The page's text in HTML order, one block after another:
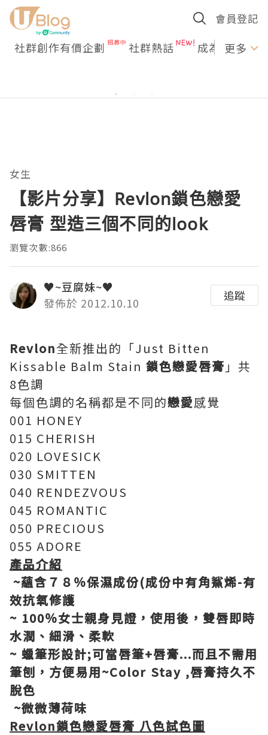
會員登記
社群創作有價企劃 社群熱話 成為U更多
女生
【影片分享】Revlon鎖色戀愛
唇膏 型造三個不同的look
瀏覽次數:866
♥~豆腐妹~♥
發佈於 2012.10.10
追蹤
Revlon全新推出的「Just Bitten
Kissable Balm Stain 鎖色戀愛唇膏 」共
8色調
每個色調的名稱都是不同的戀愛感覺
001 HONEY
015 CHERISH
020 LOVESICK
030 SMITTEN
040 RENDEZVOUS
045 ROMANTIC
050 PRECIOUS
055 ADORE
產品介紹
~蘊含７８％保濕成份(成份中有角鯊烯-有
效抗氧修護
~ 100％女士親身見證，使用後，雙唇即時
水潤、細滑、柔軟
~ 蠟筆形設計;可當唇筆+唇膏...而且不需用
筆刨，方便易用~Color Stay ,唇膏持久不
脫色
~微微薄荷味
Revlon鎖色戀愛唇膏 八色試色圖